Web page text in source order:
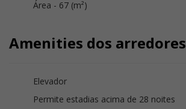
Área - 67 (m²)
Amenities dos arredores
Elevador
Permite estadias acima de 28 noites